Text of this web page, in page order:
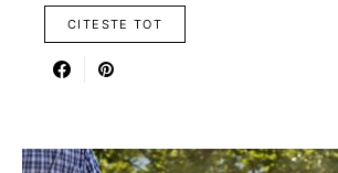
CITESTE TOT